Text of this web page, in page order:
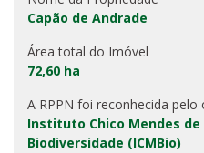
Capão de Andrade
Área total do Imóvel
72,60 ha
A RPPN foi reconhecida pelo
Instituto Chico Mendes de
Biodiversidade (ICMBio)